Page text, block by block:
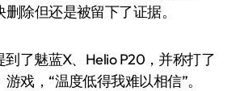
除但还是被留下了证据。
到了魅蓝X、Helio P20，并称打了
戏，“温度低得我难以相信”。